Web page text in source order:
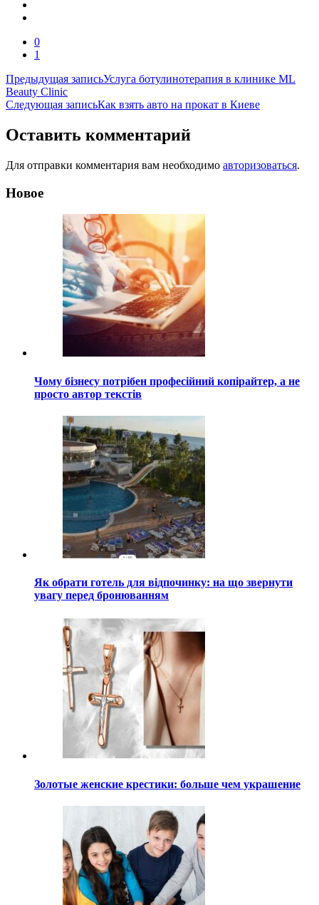
0
1
Навигация
по
Предыдущая записьУслуга ботулинотерапия в клинике ML
Beauty Clinic
Следующая записьКак взять авто на прокат в Киеве
Оставить комментарий
Для отправки комментария вам необходимо авторизоваться.
Новое
Чому бізнесу потрібен професійний копірайтер, а не
просто автор текстів
Як обрати готель для відпочинку: на що звернути
увагу перед бронюванням
Золотые женские крестики: больше чем украшение